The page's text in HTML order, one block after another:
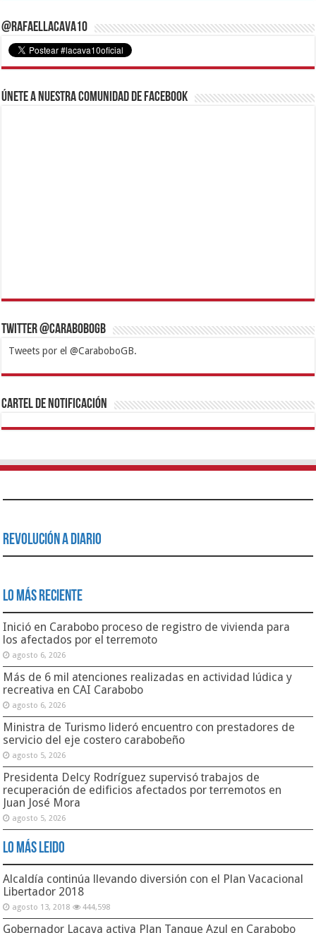
@RafaelLacava10
Únete a nuestra comunidad de Facebook
Twitter @CaraboboGB
Tweets por el @CaraboboGB.
1xbetBetturkeyBetistKralbetSupertotobetTipobetMatadorbetMariobet
https://mvbcasino.com/
Cartel de Notificación
Revolución a Diario
Lo Más Reciente
Inició en Carabobo proceso de registro de vivienda para
los afectados por el terremoto
agosto 6, 2026
Más de 6 mil atenciones realizadas en actividad lúdica y
recreativa en CAI Carabobo
agosto 6, 2026
Ministra de Turismo lideró encuentro con prestadores de
servicio del eje costero carabobeño
agosto 5, 2026
Presidenta Delcy Rodríguez supervisó trabajos de
recuperación de edificios afectados por terremotos en
Juan José Mora
agosto 5, 2026
Lo Más Leido
Alcaldía continúa llevando diversión con el Plan Vacacional
Libertador 2018
agosto 13, 2018 444,598
Gobernador Lacava activa Plan Tanque Azul en Carabobo